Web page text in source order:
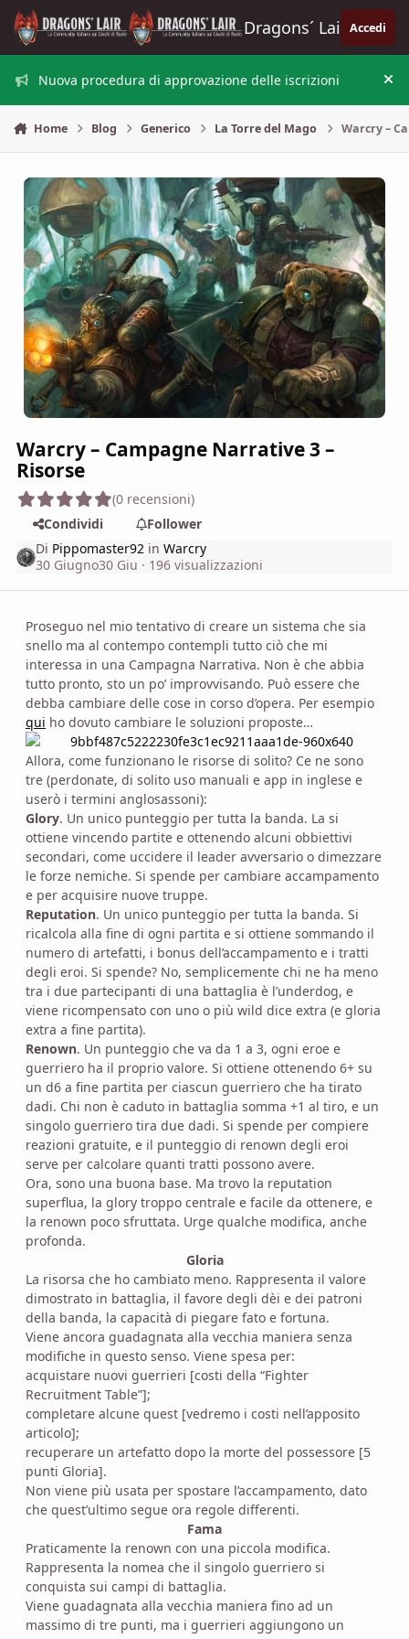
Vai al contenuto
Dragons´ Lair Accedi
Nuova procedura di approvazione delle iscrizioni
Home Blog Generico La Torre del Mago Warcry –
Warcry – Campagne Narrative 3 –
Risorse
(0 recensioni)
Condividi
Follower
Di Pippomaster92 inWarcry
30 Giugno30 Giu · 196 visualizzazioni
Proseguo nel mio tentativo di creare un sistema che sia
snello ma al contempo contempli tutto ciò che mi
interessa in una Campagna Narrativa. Non è che abbia
tutto pronto, sto un po’ improvvisando. Può essere che
debba cambiare delle cose in corso d’opera. Per esempio
qui ho dovuto cambiare le soluzioni proposte…
Allora, come funzionano le risorse di solito? Ce ne sono
tre (perdonate, di solito uso manuali e app in inglese e
userò i termini anglosassoni):
Glory. Un unico punteggio per tutta la banda. La si
ottiene vincendo partite e ottenendo alcuni obbiettivi
secondari, come uccidere il leader avversario o dimezzare
le forze nemiche. Si spende per cambiare accampamento
e per acquisire nuove truppe.
Reputation. Un unico punteggio per tutta la banda. Si
ricalcola alla fine di ogni partita e si ottiene sommando il
numero di artefatti, i bonus dell’accampamento e i tratti
degli eroi. Si spende? No, semplicemente chi ne ha meno
tra i due partecipanti di una battaglia è l’underdog, e
viene ricompensato con uno o più wild dice extra (e gloria
extra a fine partita).
Renown. Un punteggio che va da 1 a 3, ogni eroe e
guerriero ha il proprio valore. Si ottiene ottenendo 6+ su
un d6 a fine partita per ciascun guerriero che ha tirato
dadi. Chi non è caduto in battaglia somma +1 al tiro, e un
singolo guerriero tira due dadi. Si spende per compiere
reazioni gratuite, e il punteggio di renown degli eroi
serve per calcolare quanti tratti possono avere.
Ora, sono una buona base. Ma trovo la reputation
superflua, la glory troppo centrale e facile da ottenere, e
la renown poco sfruttata. Urge qualche modifica, anche
profonda.
Gloria
La risorsa che ho cambiato meno. Rappresenta il valore
dimostrato in battaglia, il favore degli dèi e dei patroni
della banda, la capacità di piegare fato e fortuna.
Viene ancora guadagnata alla vecchia maniera senza
modifiche in questo senso. Viene spesa per:
acquistare nuovi guerrieri [costi della “Fighter
Recruitment Table”];
completare alcune quest [vedremo i costi nell’apposito
articolo];
recuperare un artefatto dopo la morte del possessore [5
punti Gloria].
Non viene più usata per spostare l’accampamento, dato
che quest’ultimo segue ora regole differenti.
Fama
Praticamente la renown con una piccola modifica.
Rappresenta la nomea che il singolo guerriero si
conquista sui campi di battaglia.
Viene guadagnata alla vecchia maniera fino ad un
massimo di tre punti, ma i guerrieri aggiungono un